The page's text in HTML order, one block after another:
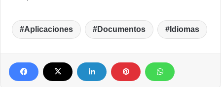
Aplicaciones Documentos Idiomas